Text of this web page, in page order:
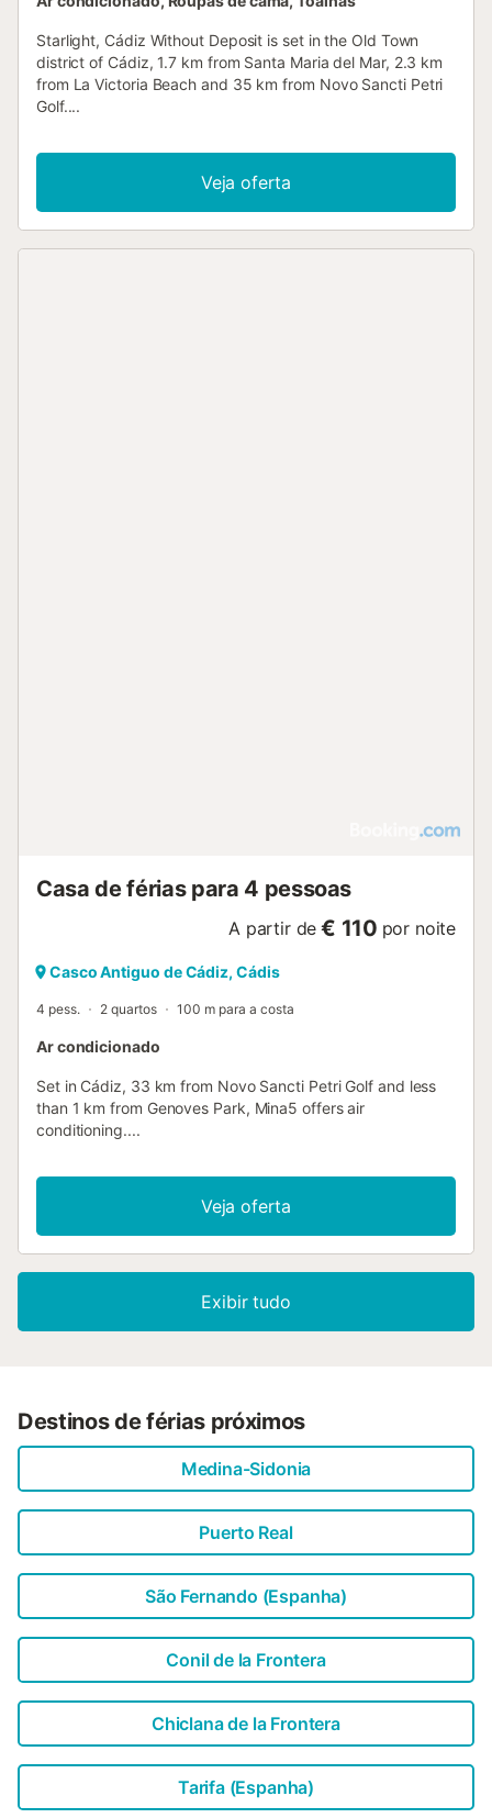
Starlight, Cádiz Without Deposit is set in the Old Town
district of Cádiz, 1.7 km from Santa Maria del Mar, 2.3 km
from La Victoria Beach and 35 km from Novo Sancti Petri
Golf....
Veja oferta
Casa de férias para 4 pessoas
A partir de € 110 por noite
Casco Antiguo de Cádiz, Cádis
4 pess. 2 quartos 100 m para a costa
Ar condicionado
Set in Cádiz, 33 km from Novo Sancti Petri Golf and less
than 1 km from Genoves Park, Mina5 offers air
conditioning....
Veja oferta
Exibir tudo
Destinos de férias próximos
Medina-Sidonia
Puerto Real
São Fernando (Espanha)
Conil de la Frontera
Chiclana de la Frontera
Tarifa (Espanha)